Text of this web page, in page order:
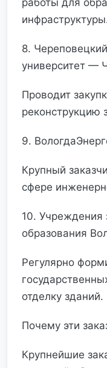
работы для
8.
университет —
Проводит
реконструкцию
9.
Крупный
сфере
10. Учреждения
образования
Регулярно
отделку зданий.
Почему эти
Крупнейшие